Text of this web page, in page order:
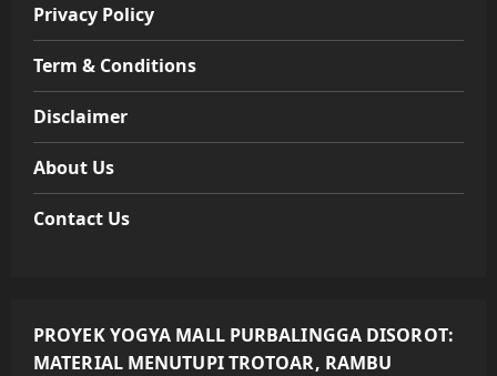
Privacy Policy
Term & Conditions
Disclaimer
About Us
Contact Us
PROYEK YOGYA MALL PURBALINGGA DISOROT:
MATERIAL MENUTUPI TROTOAR, RAMBU